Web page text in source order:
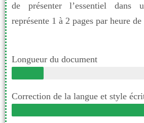
de présenter l’essentiel
représente 1 à 2 pages par heure de
Longueur du document
Correction de la langue et style